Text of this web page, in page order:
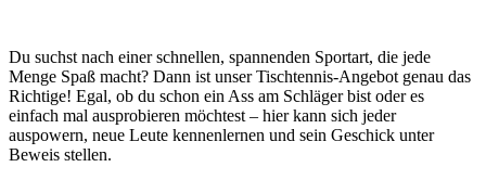
Du suchst nach einer schnellen, spannenden Sportart, die jede
Menge Spaß macht? Dann ist unser Tischtennis-Angebot genau das
Richtige! Egal, ob du schon ein Ass am Schläger bist oder es
einfach mal ausprobieren möchtest – hier kann sich jeder
auspowern, neue Leute kennenlernen und sein Geschick unter
Beweis stellen.